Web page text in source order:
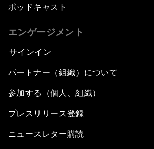
ポッドキャスト
エンゲージメント
サインイン
パートナー（組織）について
参加する（個人、組織）
プレスリリース登録
ニュースレター購読